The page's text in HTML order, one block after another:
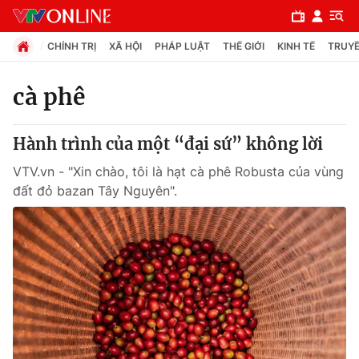
Chuyên mục
Xã hội
Pháp luật
Y tế
Thế giới
CHÍNH TRỊ XÃ HỘI PHÁP LUẬT THẾ GIỚI KINH TẾ
cà phê
Hành trình của một “đại sứ” không lời
VTV.vn - "Xin chào, tôi là hạt cà phê Robusta của vùng
đất đỏ bazan Tây Nguyên".